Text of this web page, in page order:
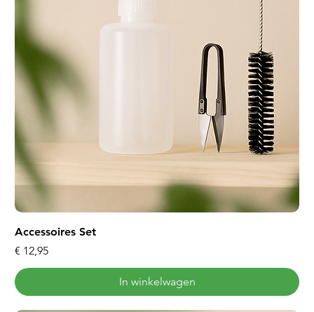
Accessoires Set
Prijs
€ 12,95
In winkelwagen